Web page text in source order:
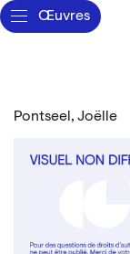
Œuvres
Pontseel, Joëlle